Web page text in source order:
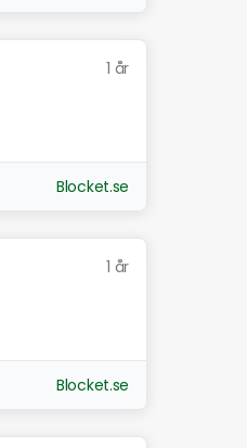
1 år
Blocket.se
1 år
Blocket.se